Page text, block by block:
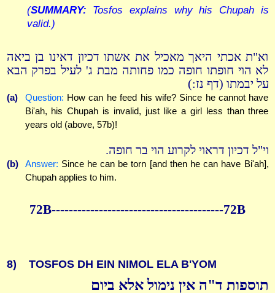
(SUMMARY: Tosfos explains why his Chupah is
valid.)
וא"ת אכתי היאך מאכיל את אשתו דכיון דאינו בן ביאה
לא הוי חופתו חופה כמו פחותה מבת ג' לעיל בפרק הבא
על יבמתו (דף נז:)
(a) Question: How can he feed his wife? Since he cannot have
Bi'ah, his Chupah is invalid, just like a girl less than three
years old (above, 57b)!
וי"ל דכיון דראוי לקרוע הוי בר חופה.
(b) Answer: Since he can be torn [and then he can have Bi'ah],
Chupah applies to him.
72B----------------------------------------72B
8) TOSFOS DH EIN NIMOL ELA B'YOM
תוספות ד"ה אין נימול אלא ביום